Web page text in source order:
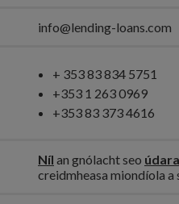
info@lending-loans.com
+ 353 83 834 5751
+353 1 263 0969
+353 83 373 4616
Níl an gnólacht seo
creidmheasa miondíola a